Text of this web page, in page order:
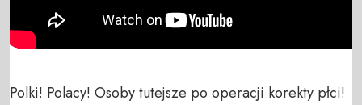
Polki! Polacy! Osoby tutejsze po operacji korekty płci!